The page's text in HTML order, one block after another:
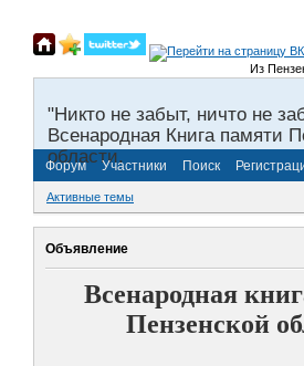
Из
"Никто не забыт, ничто не
Всенародная Книга памяти
области.
Форум Участники Поиск
Активные темы
Объявление
Всенародная
Пензенской